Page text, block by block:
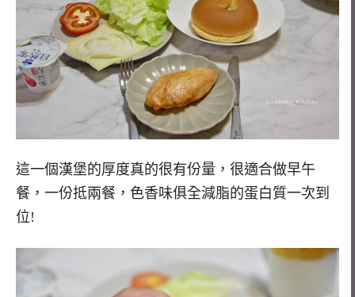
這一個漢堡的厚度真的很有份量，很適合做早午
餐，一份抵兩餐，色香味俱全減脂的蛋白質一次到
位!